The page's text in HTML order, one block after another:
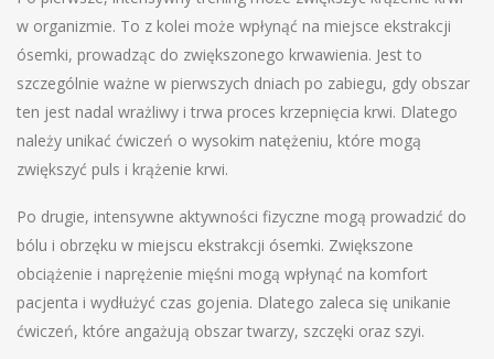
w organizmie. To z kolei może wpłynąć na miejsce ekstrakcji
ósemki, prowadząc do zwiększonego krwawienia. Jest to
szczególnie ważne w pierwszych dniach po zabiegu, gdy obszar
ten jest nadal wrażliwy i trwa proces krzepnięcia krwi. Dlatego
należy unikać ćwiczeń o wysokim natężeniu, które mogą
zwiększyć puls i krążenie krwi.
Po drugie, intensywne aktywności fizyczne mogą prowadzić do
bólu i obrzęku w miejscu ekstrakcji ósemki. Zwiększone
obciążenie i naprężenie mięśni mogą wpłynąć na komfort
pacjenta i wydłużyć czas gojenia. Dlatego zaleca się unikanie
ćwiczeń, które angażują obszar twarzy, szczęki oraz szyi.